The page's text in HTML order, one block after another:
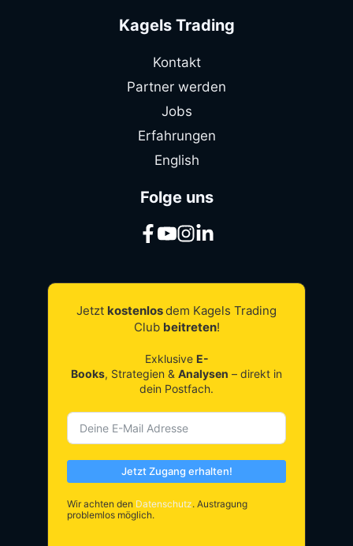
Kagels Trading
Kontakt
Partner werden
Jobs
Erfahrungen
English
Folge uns
Jetzt kostenlosdem Kagels Trading
Club beitreten!
Exklusive E-
Books, Strategien & Analysen – direkt in
dein Postfach.
Jetzt Zugang erhalten!
Wir achten den Datenschutz. Austragung
problemlos möglich.